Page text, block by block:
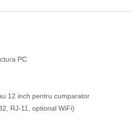
PC
12 inch pentru cumparator
RJ-11, optional WiFi)